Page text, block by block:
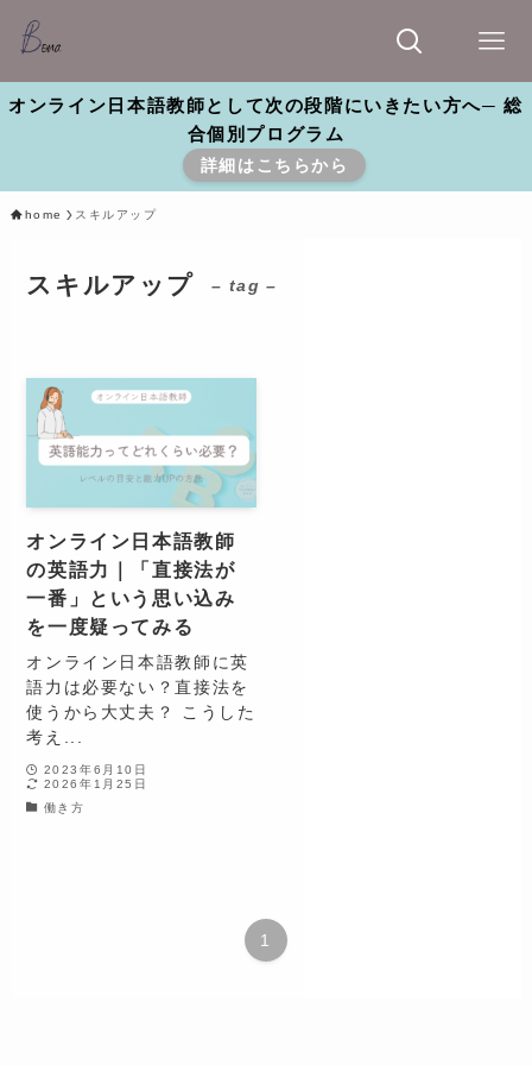
オンライン日本語教師として次の段階にいきたい方へ─ 総
合個別プログラム
詳細はこちらから
home スキルアップ
スキルアップ – tag –
オンライン日本語教師
の英語力｜「直接法が
一番」という思い込み
を一度疑ってみる
オンライン日本語教師に英
語力は必要ない？直接法を
使うから大丈夫？ こうした
考え...
2023年6月10日
2026年1月25日
働き方
1